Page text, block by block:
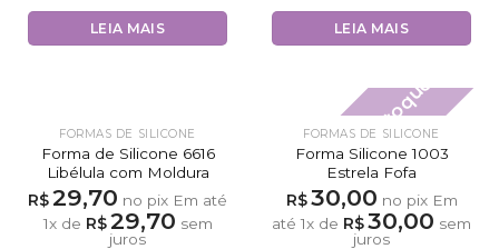
LEIA MAIS LEIA MAIS
FORMAS DE SILICONE
Forma de Silicone 6616
Libélula com Moldura
R$29,70 no pix Em até
1x de R$29,70 sem
juros
Fora de estoque
FORMAS DE SILICONE
Forma Silicone 1003
Estrela Fofa
R$30,00 no pix Em
até1x de R$30,00 sem
juros